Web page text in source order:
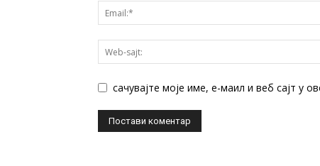
сачувајте моје име, е-маил и веб сајт у